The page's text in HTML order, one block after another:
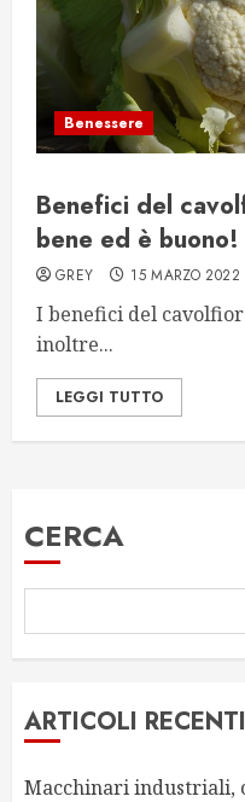
Benessere
Benefici del
bene ed è buono!
GREY 15 MARZO 2022
I benefici del
inoltre...
LEGGI TUTTO
CERCA
ARTICOLI RECENTI
Macchinari industriali,